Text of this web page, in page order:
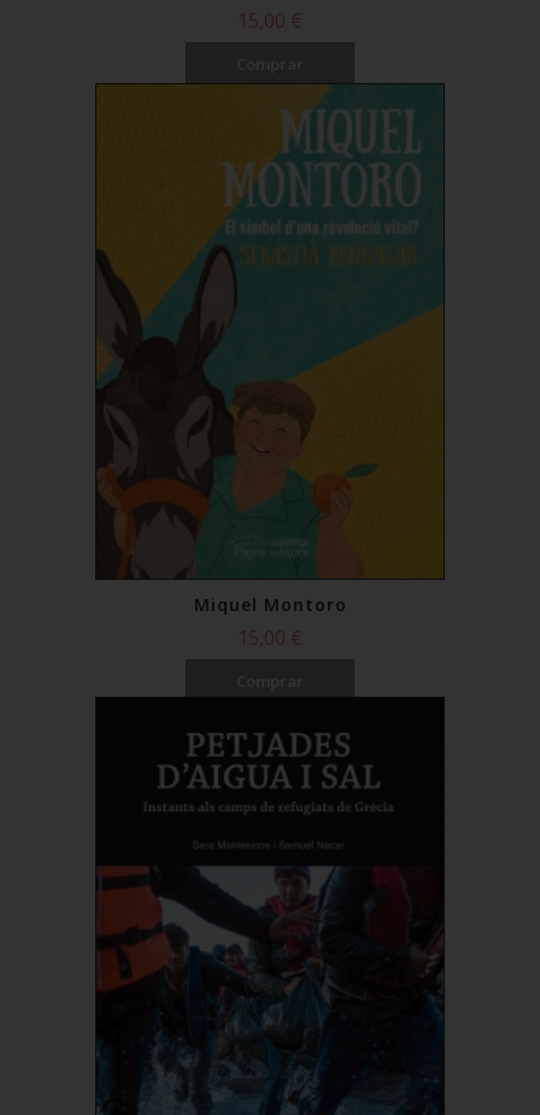
15,00 €
Miquel Montoro
15,00 €